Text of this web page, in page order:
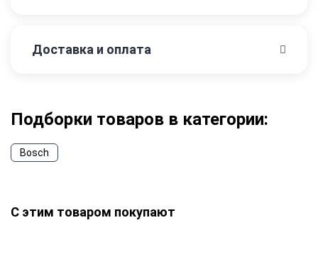
Доставка и оплата
Подборки товаров в категории:
Bosch
С этим товаром покупают